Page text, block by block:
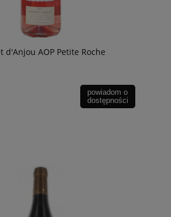
d'Anjou AOP Petite Roche
powiadom o
dostępności